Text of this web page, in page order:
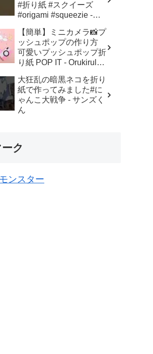
#折り紙 #スクイーズ
#origami #squeezie -
折り紙♪
【簡単】ミニカメラ📸プ
ッシュポップの作り方
可愛いプッシュポップ折
り紙 POP IT - Orukirulab
大狂乱の暗黒ネコを折り
紙で作ってみました#に
ゃんこ大戦争 - サンズく
ん
ク
ンスター